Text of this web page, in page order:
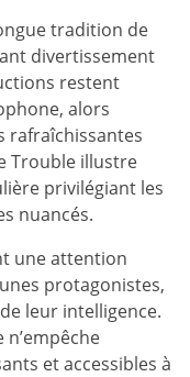
tradition de
divertissement
restent
alors
rafraîchissantes
Trouble illustre
privilégiant les
nuancés.
une attention
protagonistes,
leur intelligence.
et accessibles à